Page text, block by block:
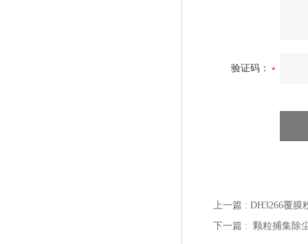
验证码：
上一篇 : DH3266覆膜
下一篇 : 颗粒捕集除